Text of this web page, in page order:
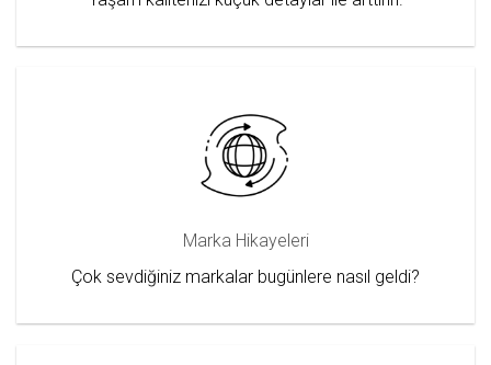
Marka Hikayeleri
Çok sevdiğiniz markalar bugünlere nasıl geldi?